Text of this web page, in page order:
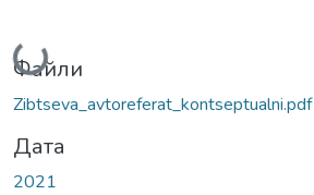
Вантажиться...
Файли
Zibtseva_avtoreferat_kontseptualni.pdf
Дата
2021